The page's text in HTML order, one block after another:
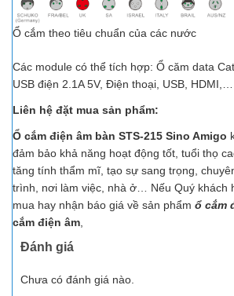
Ổ cắm theo tiêu chuẩn của các nước
Các module có thể tích hợp: Ổ căm data
USB điện 2.1A 5V, Điện thoại, USB, HDMI,…
Liên hệ đặt mua sản phẩm:
Ổ cắm điện âm bàn STS-215 Sino Amigo
đảm bảo khả năng hoạt động tốt, tuổi thọ
tăng tính thẩm mĩ, tạo sự sang trọng,
trình, nơi làm việc, nhà ở… Nếu Quý khách
mua hay nhận báo giá về sản phẩm ổ cắm
cắm điện âm
Đánh giá
Chưa có đánh giá nào.